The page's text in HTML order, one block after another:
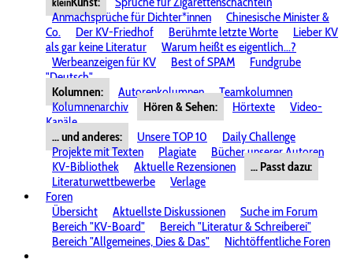
Anmachsprüche für Dichter*innen
Chinesische Minister &
Co.
Der KV-Friedhof Berühmte letzte Worte
Lieber KV
als gar keine Literatur
Warum heißt es eigentlich...?
Werbeanzeigen für KV
Best of SPAM
Fundgrube
"Deutsch"
Kolumnen:
Autorenkolumnen
Teamkolumnen
Kolumnenarchiv
Hören & Sehen: Hörtexte
Video-
Kanäle
... und anderes:
Unsere TOP 10
Daily Challenge
Projekte mit Texten
Plagiate
Bücher unserer Autoren
KV-Bibliothek
Aktuelle Rezensionen
... Passt dazu:
Literaturwettbewerbe
Verlage
Foren
Übersicht
Aktuellste Diskussionen
Suche im Forum
Bereich "KV-Board"
Bereich "Literatur & Schreiberei"
Bereich "Allgemeines, Dies & Das"
Nichtöffentliche Foren